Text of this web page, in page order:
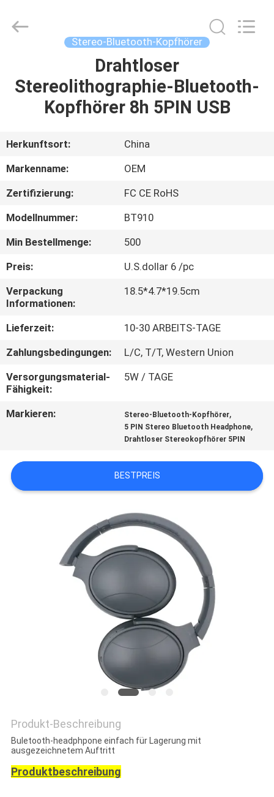
PRODUKTE
ÜBER
UNS
FABRIK-
AUSFLUG
QUALITÄTSKONTROLLE
TRETEN
SIE
MIT
IN
VERBINDUNG
SIE
EIN
SITEMAP
Co,ltd.
Stereo-Bluetooth-Kopfhörer
Drahtloser
Stereolithographie-Bluetooth-
Kopfhörer 8h 5PIN USB
Herkunftsort:
China
Markenname:
OEM
Zertifizierung:
FC CE RoHS
Modellnummer:
BT910
Min Bestellmenge:
500
Preis:
U.S.dollar 6 /pc
Verpackung
Informationen:
18.5*4.7*19.5cm
Lieferzeit:
10-30 ARBEITS-TAGE
Zahlungsbedingungen:
L/C, T/T, Western Union
Versorgungsmaterial-
Fähigkeit:
5W / TAGE
Markieren: Stereo-Bluetooth-Kopfhörer,
5 PIN Stereo Bluetooth Headphone,
Drahtloser Stereokopfhörer 5PIN
BESTPREIS
Produkt-Beschreibung
Buletooth-headphpone einfach für Lagerung mit
ausgezeichnetem Auftritt
Produktbeschreibung